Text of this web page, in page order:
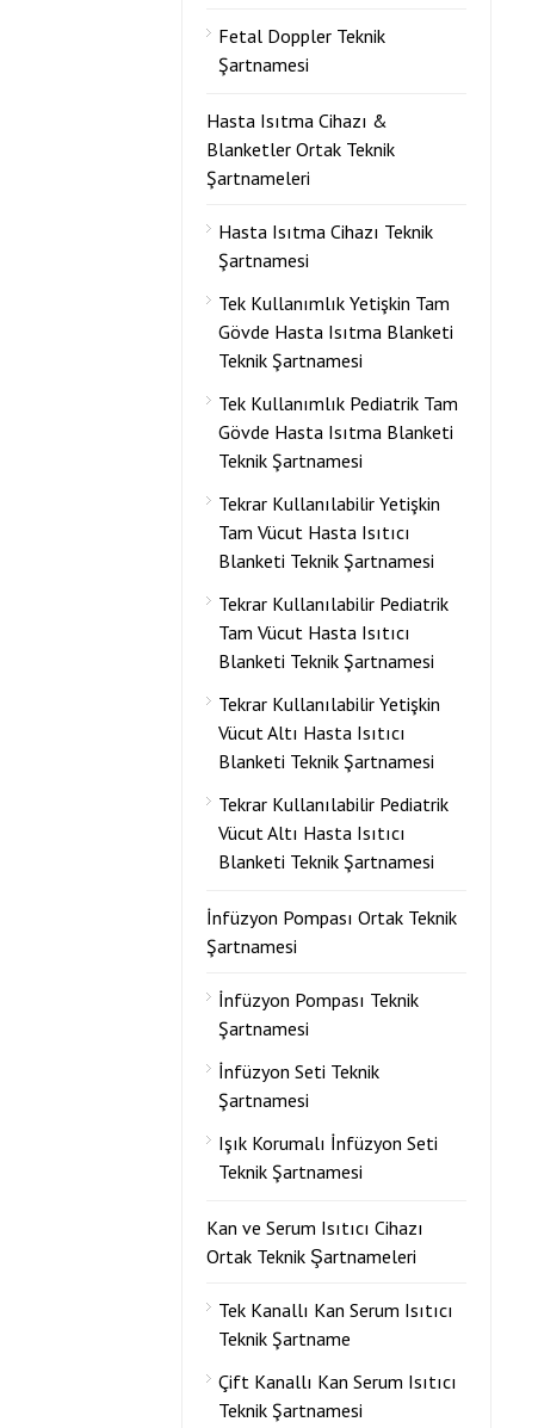
Fetal Doppler Teknik
Şartnamesi
Hasta Isıtma Cihazı &
Blanketler Ortak Teknik
Şartnameleri
Hasta Isıtma Cihazı Teknik
Şartnamesi
Tek Kullanımlık Yetişkin Tam
Gövde Hasta Isıtma Blanketi
Teknik Şartnamesi
Tek Kullanımlık Pediatrik Tam
Gövde Hasta Isıtma Blanketi
Teknik Şartnamesi
Tekrar Kullanılabilir Yetişkin
Tam Vücut Hasta Isıtıcı
Blanketi Teknik Şartnamesi
Tekrar Kullanılabilir Pediatrik
Tam Vücut Hasta Isıtıcı
Blanketi Teknik Şartnamesi
Tekrar Kullanılabilir Yetişkin
Vücut Altı Hasta Isıtıcı
Blanketi Teknik Şartnamesi
Tekrar Kullanılabilir Pediatrik
Vücut Altı Hasta Isıtıcı
Blanketi Teknik Şartnamesi
İnfüzyon Pompası Ortak Teknik
Şartnamesi
İnfüzyon Pompası Teknik
Şartnamesi
İnfüzyon Seti Teknik
Şartnamesi
Işık Korumalı İnfüzyon Seti
Teknik Şartnamesi
Kan ve Serum Isıtıcı Cihazı
Ortak Teknik Şartnameleri
Tek Kanallı Kan Serum Isıtıcı
Teknik Şartname
Çift Kanallı Kan Serum Isıtıcı
Teknik Şartnamesi